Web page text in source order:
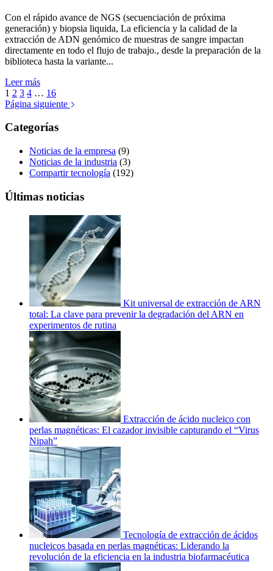
Con el rápido avance de NGS (secuenciación de próxima
generación) y biopsia liquida, La eficiencia y la calidad de la
extracción de ADN genómico de muestras de sangre impactan
directamente en todo el flujo de trabajo., desde la preparación de la
biblioteca hasta la variante...
Leer más
1 2 3 4 … 16
Página siguiente
Categorías
Noticias de la empresa (9)
Noticias de la industria (3)
Compartir tecnología (192)
Últimas noticias
Kit universal de extracción de ARN
total: La clave para prevenir la degradación del ARN en
experimentos de rutina
Extracción de ácido nucleico con
perlas magnéticas: El cazador invisible capturando el “Virus
Nipah”
Tecnología de extracción de ácidos
nucleicos basada en perlas magnéticas: Liderando la
revolución de la eficiencia en la industria biofarmacéutica